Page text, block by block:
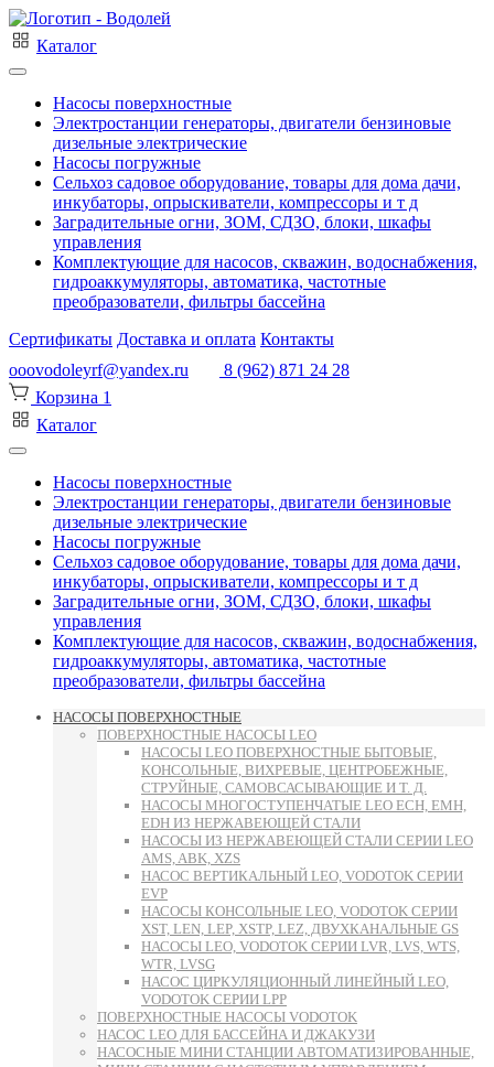
Каталог
Насосы поверхностные
Электростанции генераторы, двигатели бензиновые
дизельные электрические
Насосы погружные
Сельхоз садовое оборудование, товары для дома дачи,
инкубаторы, опрыскиватели, компрессоры и т д
Заградительные огни, ЗОМ, СДЗО, блоки, шкафы
управления
Комплектующие для насосов, скважин, водоснабжения,
гидроаккумуляторы, автоматика, частотные
преобразователи, фильтры бассейна
Сертификаты Доставка и оплата Контакты
ooovodoleyrf@yandex.ru
8 (962) 871 24 28
Корзина 1
Каталог
Насосы поверхностные
Электростанции генераторы, двигатели бензиновые
дизельные электрические
Насосы погружные
Сельхоз садовое оборудование, товары для дома дачи,
инкубаторы, опрыскиватели, компрессоры и т д
Заградительные огни, ЗОМ, СДЗО, блоки, шкафы
управления
Комплектующие для насосов, скважин, водоснабжения,
гидроаккумуляторы, автоматика, частотные
преобразователи, фильтры бассейна
НАСОСЫ ПОВЕРХНОСТНЫЕ
ПОВЕРХНОСТНЫЕ НАСОСЫ LEO
НАСОСЫ LEO ПОВЕРХНОСТНЫЕ БЫТОВЫЕ,
КОНСОЛЬНЫЕ, ВИХРЕВЫЕ, ЦЕНТРОБЕЖНЫЕ,
СТРУЙНЫЕ, САМОВСАСЫВАЮЩИЕ И Т. Д.
НАСОСЫ МНОГОСТУПЕНЧАТЫЕ LEO ECH, EMH,
EDH ИЗ НЕРЖАВЕЮЩЕЙ СТАЛИ
НАСОСЫ ИЗ НЕРЖАВЕЮЩЕЙ СТАЛИ СЕРИИ LEO
AMS, ABK, XZS
НАСОС ВЕРТИКАЛЬНЫЙ LEO, VODOTOK СЕРИИ
EVP
НАСОСЫ КОНСОЛЬНЫЕ LEO, VODOTOK СЕРИИ
XST, LEN, LEP, XSTP, LEZ, ДВУХКАНАЛЬНЫЕ GS
НАСОСЫ LEO, VODOTOK СЕРИИ LVR, LVS, WTS,
WTR, LVSG
НАСОС ЦИРКУЛЯЦИОННЫЙ ЛИНЕЙНЫЙ LEO,
VODOTOK СЕРИИ LPP
ПОВЕРХНОСТНЫЕ НАСОСЫ VODOTOK
НАСОС LEO ДЛЯ БАССЕЙНА И ДЖАКУЗИ
НАСОСНЫЕ МИНИ СТАНЦИИ АВТОМАТИЗИРОВАННЫЕ,